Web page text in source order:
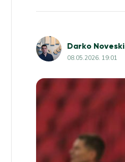
Darko Noveski
08.05.2026. 19:01